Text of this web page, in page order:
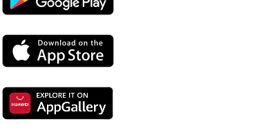
s
Google
Playa
Preuzmi
s
App
Preuzmi